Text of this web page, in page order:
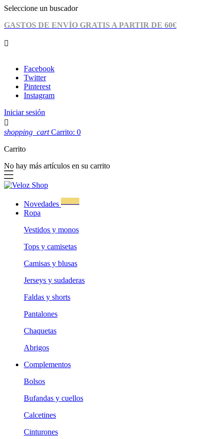
Seleccione un buscador
GASTOS DE ENVÍO GRATIS A PARTIR DE 60€

Facebook
Twitter
Pinterest
Instagram
Iniciar sesión

shopping_cart Carrito: 0
Carrito
No hay más artículos en su carrito
Novedades
Ropa
Vestidos y monos
Tops y camisetas
Camisas y blusas
Jerseys y sudaderas
Faldas y shorts
Pantalones
Chaquetas
Abrigos
Complementos
Bolsos
Bufandas y cuellos
Calcetines
Cinturones